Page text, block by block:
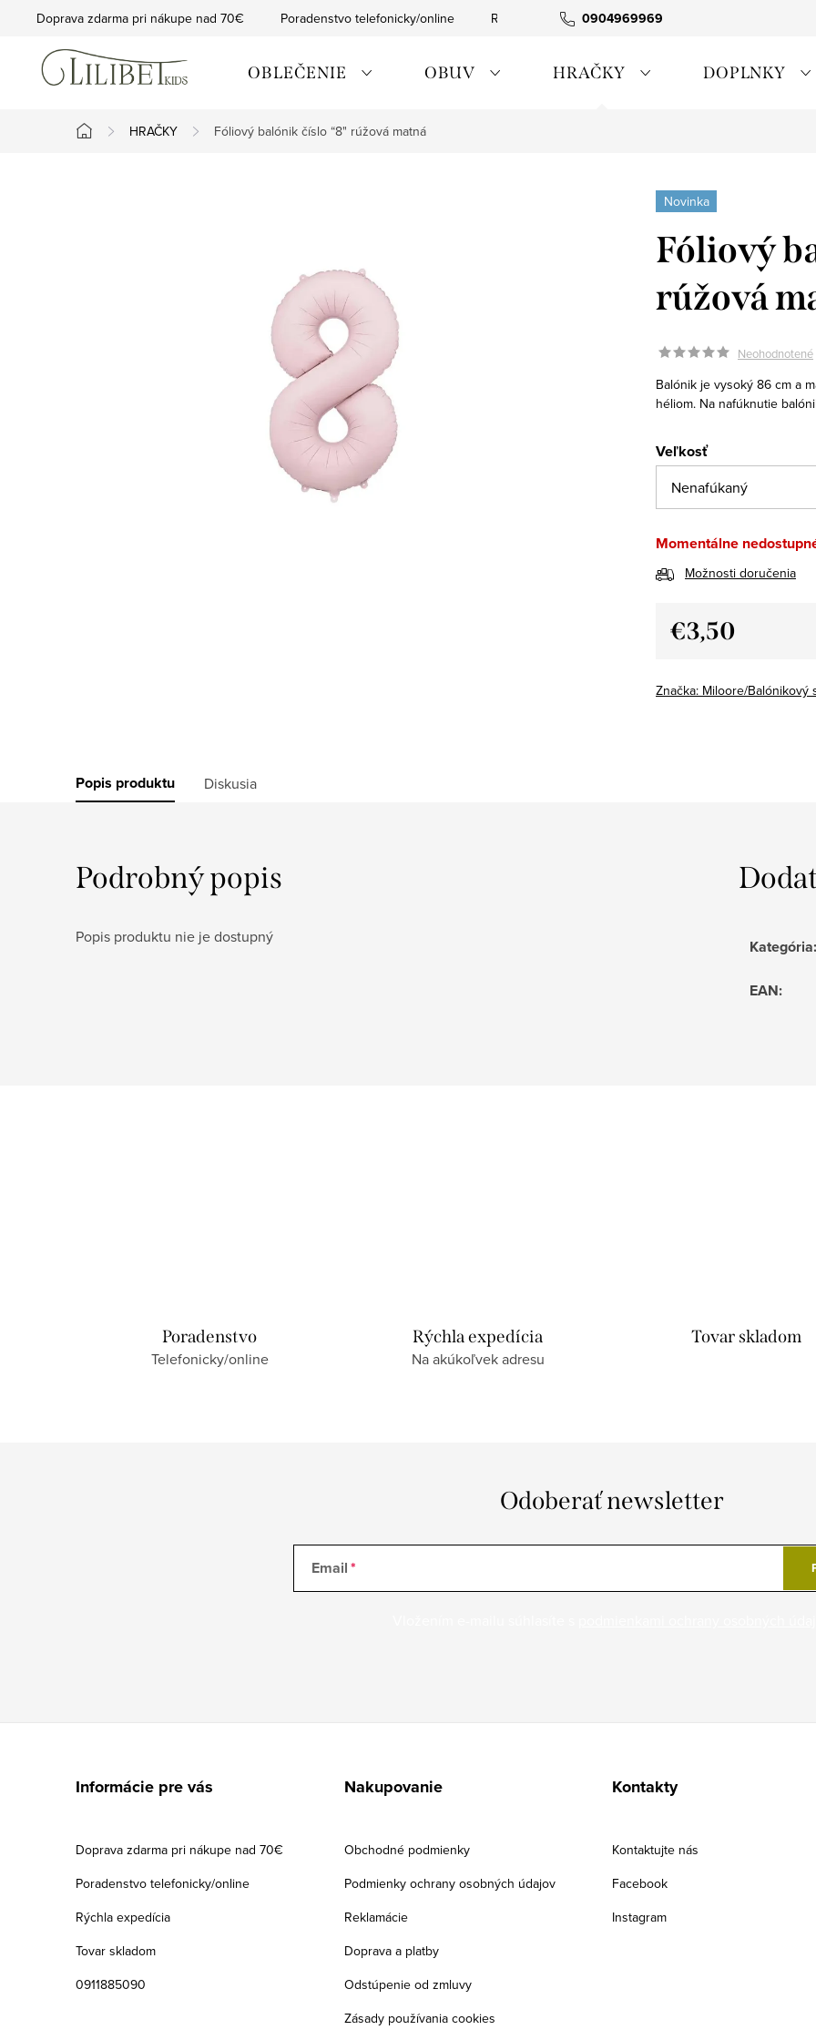
0904969969
Doprava zdarma pri nákupe nad 70€ Poradenstvo telefonicky/online Rýchla expedícia Tovar skladom
OBLEČENIE OBUV HRAČKY DOPLNKY
Domov
HRAČKY Fóliový balónik číslo “8" rúžová matná
Novinka
Fóliový
rúžová
Neohodnotené
Balónik je vysoký 86 cm a
héliom. Na nafúknutie
Veľkosť
Momentálne
Možnosti doručenia
€3,50
Značka: Miloore/Balónikový
Popis produktu Diskusia
Podrobný popis
Popis produktu nie je dostupný Kategória:
EAN:
Poradenstvo
Telefonicky/online
Rýchla expedícia
Na akúkoľvek adresu
Tovar skladom
Odoberať newsletter
Email
Informácie pre vás
Doprava zdarma pri nákupe nad 70€
Poradenstvo telefonicky/online
Rýchla expedícia
Tovar skladom
0911885090
Nakupovanie
Obchodné podmienky
Podmienky ochrany osobných údajov
Reklamácie
Doprava a platby
Odstúpenie od zmluvy
Zásady používania cookies
Kontakty
Kontaktujte nás
Facebook
Instagram